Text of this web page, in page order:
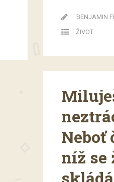
BENJAMIN
ŽIVOT
Neboť
níž se
skládá.